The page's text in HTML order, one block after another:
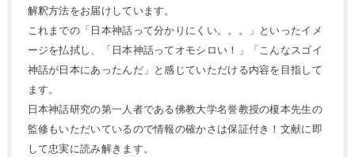
解釈方法をお届けしています。
これまでの「日本神話って分かりにくい。。。」といったイメ
ージを払拭し、「日本神話ってオモシロい！」「こんなスゴイ
神話が日本にあったんだ」と感じていただける内容を目指して
ます。
日本神話研究の第一人者である佛教大学名誉教授の榎本先生の
監修もいただいているので情報の確かさは保証付き！文献に即
して忠実に読み解きます。